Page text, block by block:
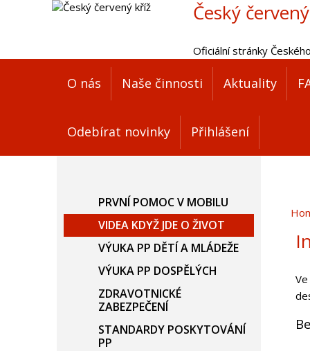
Český
Oficiální stránky
O nás Naše činnosti Aktuality
Odebírat novinky Přihlášení
PRVNÍ POMOC V MOBILU
VIDEA KDYŽ JDE O ŽIVOT
VÝUKA PP DĚTÍ A MLÁDEŽE
VÝUKA PP DOSPĚLÝCH
ZDRAVOTNICKÉ
ZABEZPEČENÍ
STANDARDY POSKYTOVÁNÍ
PP